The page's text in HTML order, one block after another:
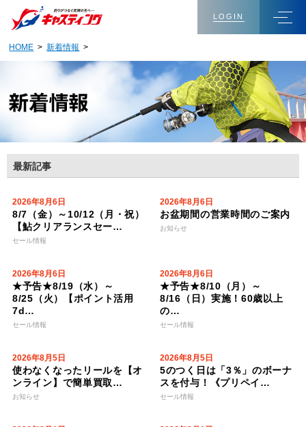
LOGIN
HOME >新着情報 >
最新記事
2026年8月6日
8/7（金）～10/12（月・祝）
【鮎クリアランスセー…
セール情報
2026年8月6日
お盆期間の営業時間のご案内
お知らせ
2026年8月6日
★予告★8/19（水）～
8/25（火）【ポイント活用
7d…
セール情報
2026年8月6日
★予告★8/10（月）～
8/16（日）実施！60歳以上
の…
セール情報
2026年8月5日
使わなくなったリールを【オ
ンライン】で簡単買取…
お知らせ
2026年8月5日
5のつく日は「3％」のボーナ
スを付与！《プリペイ…
セール情報